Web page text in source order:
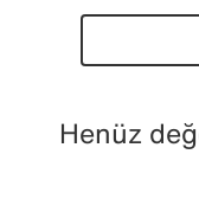
Henüz